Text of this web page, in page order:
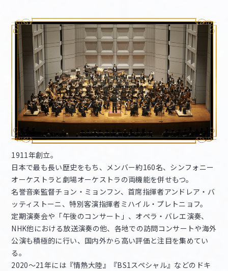
1911年創立。
日本で最も長い歴史をもち、メンバー約160名、シンフォニー
オーケストラと劇場オーケストラの両機能を併せもつ。
名誉音楽監督チョン・ミョンフン、首席指揮者アンドレア・バ
ッティストーニ、特別客演指揮者ミハイル・プレトニョフ。
定期演奏会や「午後のコンサート」、オペラ・バレエ演奏、
NHK他における放送演奏の他、各地での訪問コンサートや海外
公演も積極的に行い、国内外から高い評価と注目を集めてい
る。
2020～21年には『情熱大陸』『BS1スペシャル』などのドキ